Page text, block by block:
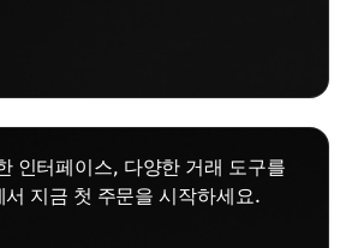
인터페이스, 다양한 거래 도구를
지금 첫 주문을 시작하세요.